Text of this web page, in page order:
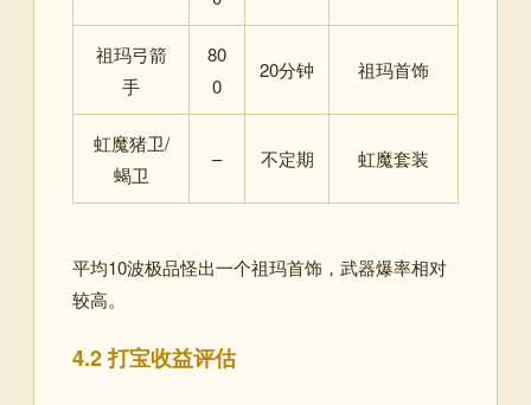
祖玛弓箭
手
80
0
20分钟 祖玛首饰
虹魔猪卫/
蝎卫
– 不定期 虹魔套装
平均10波极品怪出一个祖玛首饰，武器爆率相对
较高。
4.2 打宝收益评估